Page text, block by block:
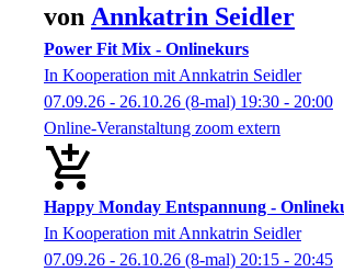
von Annkatrin Seidler
Power Fit Mix - Onlinekurs
In Kooperation mit Annkatrin Seidler
07.09.26 - 26.10.26 (8-mal) 19:30 - 20:00
Online-Veranstaltung zoom extern
Happy Monday Entspannung -
In Kooperation mit Annkatrin Seidler
07.09.26 - 26.10.26 (8-mal) 20:15 - 20:45